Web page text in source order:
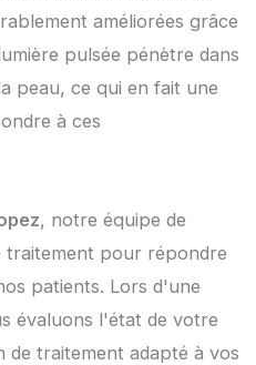
améliorées grâce
pulsée pénètre dans
peau, ce qui en fait une
à ces
, notre équipe de
traitement pour répondre
patients. Lors d'une
évaluons l'état de votre
traitement adapté à vos